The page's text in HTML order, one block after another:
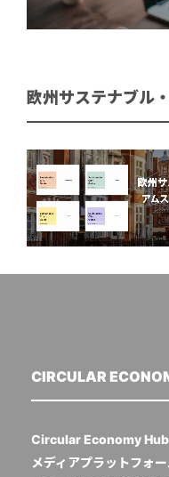
欧州サステナブル
CIRCULAR
Circular Economy Hub
メディアプラットフォ